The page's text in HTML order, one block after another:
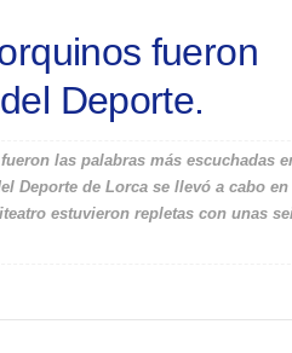
fueron
Deporte.
las palabras más escuchadas
Deporte de Lorca se llevó a cabo en
estuvieron repletas con unas